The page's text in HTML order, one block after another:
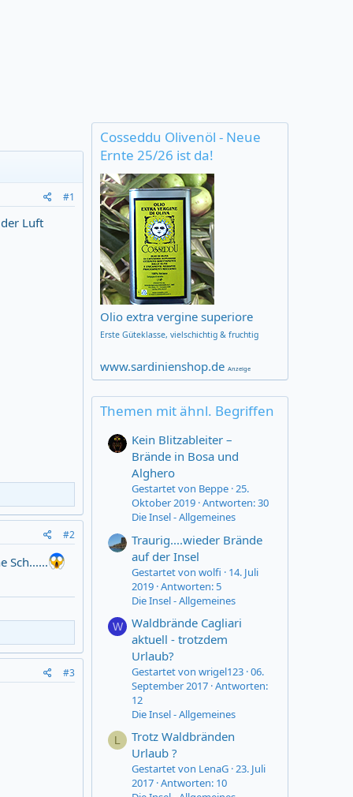
#1
Luft
#2
Sch......
#3
Cosseddu Olivenöl - Neue
Ernte 25/26 ist da!
Olio extra vergine superiore
Erste Güteklasse, vielschichtig & fruchtig
www.sardinienshop.de Anzeige
Themen mit ähnl. Begriffen
Kein Blitzableiter –
Brände in Bosa und
Alghero
Gestartet von Beppe 25.
Oktober 2019 Antworten: 30
Die Insel - Allgemeines
Traurig....wieder Brände
auf der Insel
Gestartet von wolfi
14. Juli
2019 Antworten: 5
Die Insel - Allgemeines
W
Waldbrände Cagliari
aktuell - trotzdem
Urlaub?
Gestartet von wrigel123 06.
September 2017 Antworten:
12
Die Insel - Allgemeines
L
Trotz Waldbränden
Urlaub ?
Gestartet von LenaG 23. Juli
2017 Antworten: 10